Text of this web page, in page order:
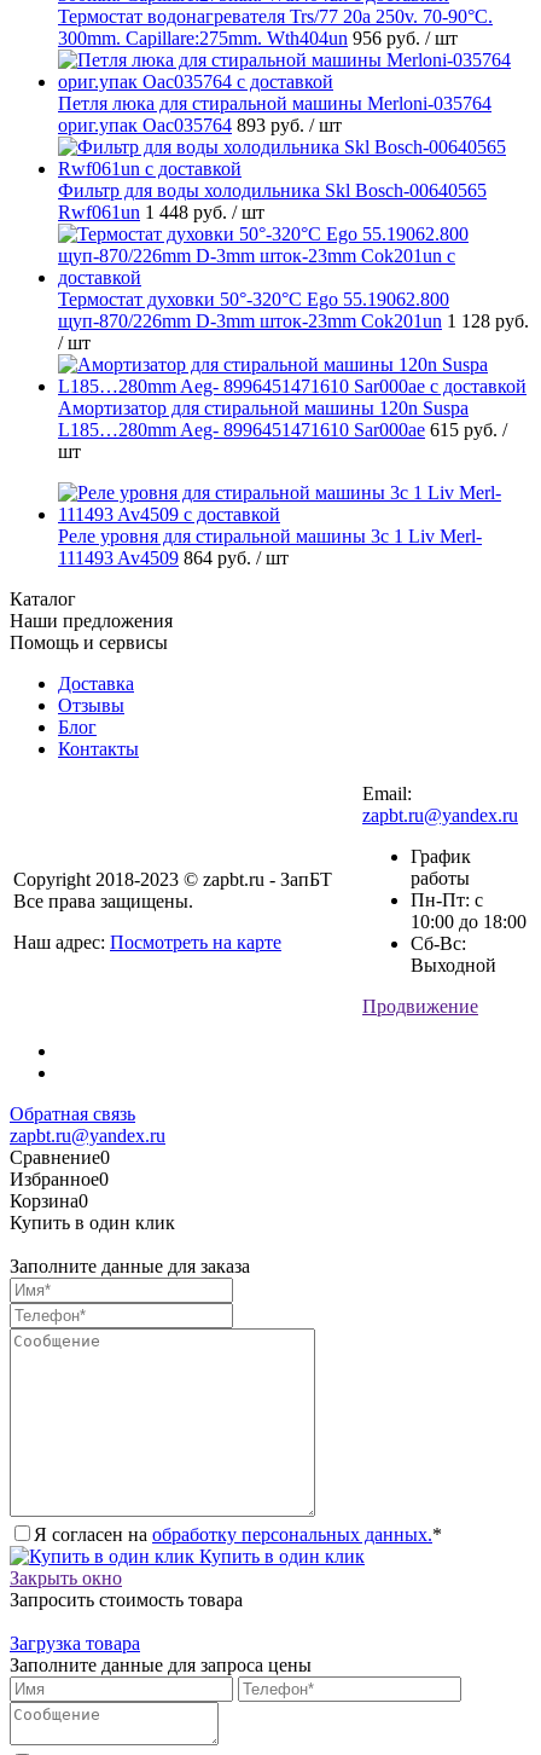
Термостат водонагревателя Trs/77 20a 250v. 70-90°C.
300mm. Capillare:275mm. Wth404un 956 руб. / шт
Петля люка для стиральной машины Merloni-035764
ориг.упак Oac035764 893 руб. / шт
Фильтр для воды холодильника Skl Bosch-00640565
Rwf061un 1 448 руб. / шт
Термостат духовки 50°-320°C Ego 55.19062.800
щуп-870/226mm D-3mm шток-23mm Cok201un 1 128 руб.
/ шт
Амортизатор для стиральной машины 120n Suspa
L185…280mm Aeg- 8996451471610 Sar000ae 615 руб. /
шт
Реле уровня для стиральной машины 3c 1 Liv Merl-
111493 Av4509 864 руб. / шт
Каталог
Наши предложения
Помощь и сервисы
Доставка
Отзывы
Блог
Контакты
Copyright 2018-2023 © zapbt.ru - ЗапБТ
Все права защищены.
Наш адрес: Посмотреть на карте
Email:
zapbt.ru@yandex.ru
График
работы
Пн-Пт: с
10:00 до 18:00
Сб-Вс:
Выходной
Продвижение
Обратная связь
zapbt.ru@yandex.ru
Сравнение0
Избранное0
Корзина0
Купить в один клик
Заполните данные для заказа
Я согласен на обработку персональных данных.*
Купить в один клик
Закрыть окно
Запросить стоимость товара
Загрузка товара
Заполните данные для запроса цены